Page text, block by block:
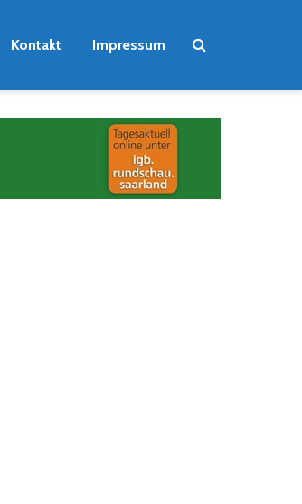
Kontakt Impressum